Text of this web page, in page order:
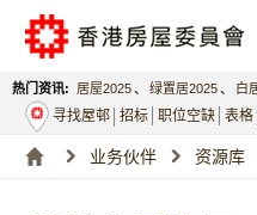
热门资讯: 居屋2025、 绿置居2025、 白
寻找屋邨 招标 职位空缺 表格
业务伙伴 资源库